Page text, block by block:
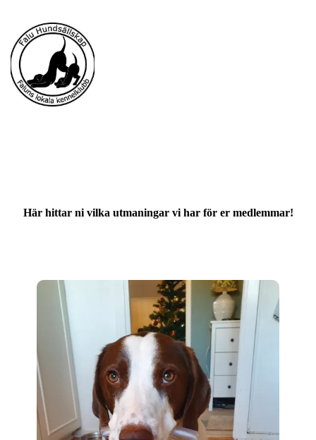
Här hittar ni vilka utmaningar vi har för er medlemmar!